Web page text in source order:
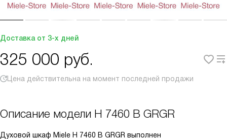
Доставка от 3-х дней
325 000 руб.
Цена действительна на момент последней продажи
Описание модели H 7460 B GRGR
Духовой шкаф Miele H 7460 B GRGR выполнен